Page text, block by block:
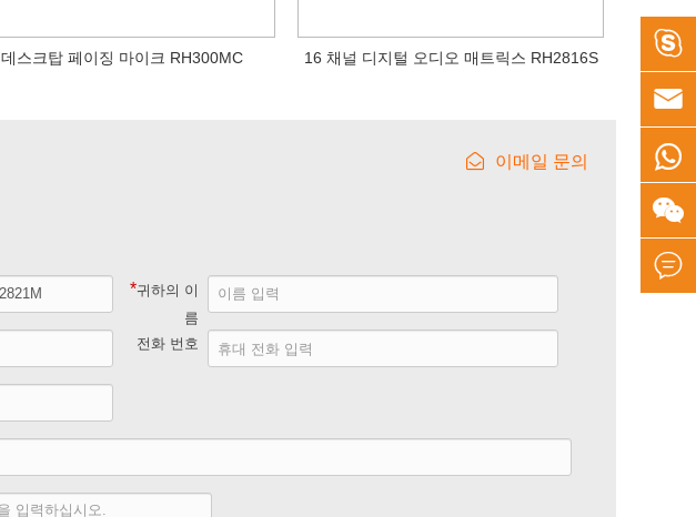
데스크탑 페이징 마이크 RH300MC 16 채널 디지털 오디오 매트릭스 RH2816S
이메일 문의
*귀하의 이
름
전화 번호




